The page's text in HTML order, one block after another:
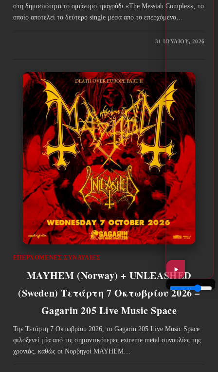
στη δημοσιότητα το ομώνυμο τραγούδι «The Messiah Complex», το
οποίο αποτελεί το δεύτερο single μέσα από το επερχόμενο…
31 ΙΟΥΛΊΟΥ, 2026
ΕΠΕΡΧΌΜΕΝΕΣ ΣΥΝΑΥΛΊΕΣ
MAYHEM (Norway) + UNLEASHED
(Sweden) Τετάρτη 7 Οκτωβρίου 2026 –
Gagarin 205 Live Music Space
Την Τετάρτη 7 Οκτωβρίου 2026, το Gagarin 205 Live Music Space
φιλοξενεί μία από τις σημαντικότερες extreme metal συναυλίες της
χρονιάς, καθώς οι Νορβηγοί MAYHEM…